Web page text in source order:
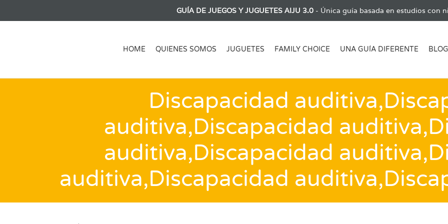
GUÍA DE JUEGOS Y JUGUETES AIJU 3.0 - Única guía basada en estudios con
HOME QUIENES SOMOS JUGUETES FAMILY CHOICE UNA GUÍA DIFERENTE BLOG
Discapacidad
auditiva,Discapacidad
auditiva,Discapacidad
auditiva,Discapacidad